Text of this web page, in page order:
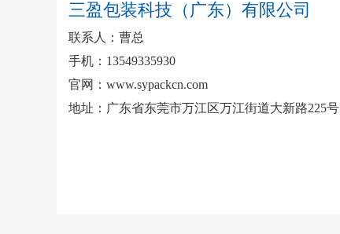
三盈包装科技（广东）有限公司
联系人：曹总
手机：13549335930
官网：www.sypackcn.com
地址：广东省东莞市万江区万江街道大新路225号